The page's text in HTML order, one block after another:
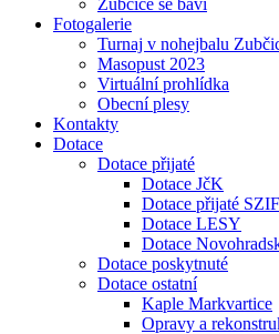
Zubčice se baví
Fotogalerie
Turnaj v nohejbalu
Masopust 2023
Virtuální prohlídka
Obecní plesy
Kontakty
Dotace
Dotace přijaté
Dotace JčK
Dotace přijaté SZIF
Dotace LESY
Dotace
Dotace poskytnuté
Dotace ostatní
Kaple Markvartice
Opravy a